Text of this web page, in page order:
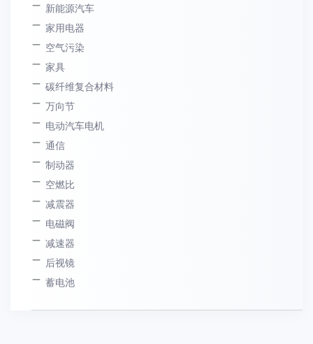
新能源汽车
家用电器
空气污染
家具
碳纤维复合材料
万向节
电动汽车电机
通信
制动器
空燃比
减震器
电磁阀
减速器
后视镜
蓄电池